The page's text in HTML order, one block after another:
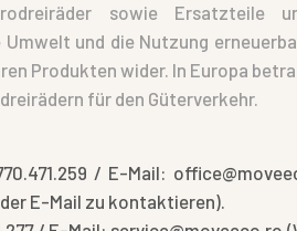
sowie Ersatzteile
und die Nutzung
Produkten wider. In Europa
für den Güterverkehr.
/ E-Mail:
E-Mail zu kontaktieren).